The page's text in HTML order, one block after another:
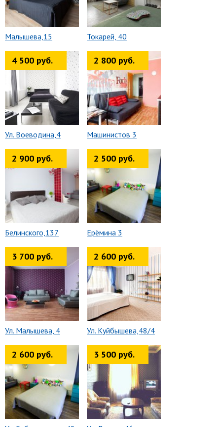
Малышева,15 Токарей, 40
4 500 руб.
Ул. Воеводина,4
2 800 руб.
Машинистов 3
2 900 руб.
Белинского,137
2 500 руб.
Ерёмина 3
3 700 руб.
Ул. Малышева, 4
2 600 руб.
Ул. Куйбышева,48/4
2 600 руб. 3 500 руб.